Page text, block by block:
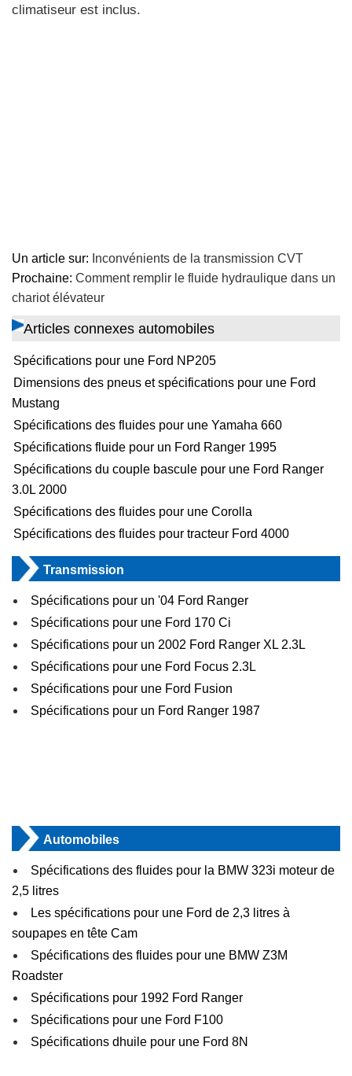
climatiseur est inclus.
Un article sur: Inconvénients de la transmission CVT
Prochaine: Comment remplir le fluide hydraulique dans un
chariot élévateur
Articles connexes automobiles
Spécifications pour une Ford NP205
Dimensions des pneus et spécifications pour une Ford
Mustang
Spécifications des fluides pour une Yamaha 660
Spécifications fluide pour un Ford Ranger 1995
Spécifications du couple bascule pour une Ford Ranger
3.0L 2000
Spécifications des fluides pour une Corolla
Spécifications des fluides pour tracteur Ford 4000
Transmission
Spécifications pour un '04 Ford Ranger
Spécifications pour une Ford 170 Ci
Spécifications pour un 2002 Ford Ranger XL 2.3L
Spécifications pour une Ford Focus 2.3L
Spécifications pour une Ford Fusion
Spécifications pour un Ford Ranger 1987
Automobiles
Spécifications des fluides pour la BMW 323i moteur de
2,5 litres
Les spécifications pour une Ford de 2,3 litres à
soupapes en tête Cam
Spécifications des fluides pour une BMW Z3M
Roadster
Spécifications pour 1992 Ford Ranger
Spécifications pour une Ford F100
Spécifications dhuile pour une Ford 8N